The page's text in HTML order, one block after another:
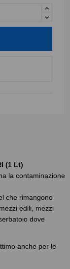
(1 Lt)
la contaminazione
che rimangono
edili, mezzi
dove
anche per le